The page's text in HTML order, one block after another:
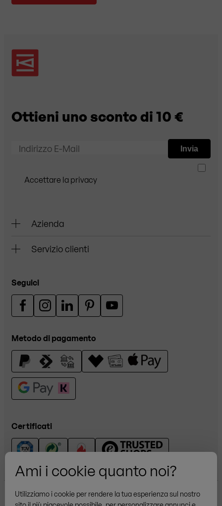
Ami i cookie quanto noi?
Utilizziamo i cookie per rendere la tua esperienza sul nostro
Ottieni uno sconto di 10 €
Indirizzo E-Mail
Accettare la privacy
Invia
Azienda
Servizio clienti
Seguici
Metodo di pagamento
Certificati